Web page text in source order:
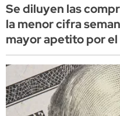
Se diluyen las
la menor cifra
mayor apetito por